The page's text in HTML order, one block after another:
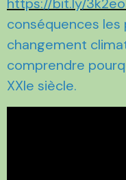
https://bit.ly/
conséquences
changement
comprendre
XXIe siècle.